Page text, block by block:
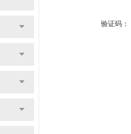
验证码：